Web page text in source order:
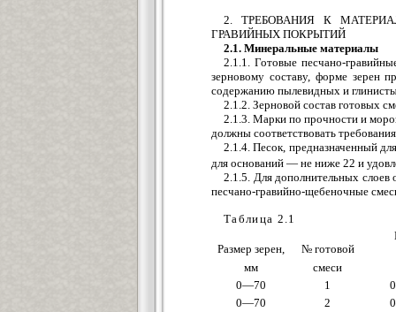
2. ТРЕБОВАНИЯ К
ГРАВИЙНЫХ ПОКРЫТИЙ
2.1. Минеральные материалы
2.1.1. Готовые песчано-
зерновому составу, форме зерен
содержанию пылевидных и
2.1.2. Зерновой состав готовых
2.1.3. Марки по прочности и
должны соответствовать
2.1.4. Песок, предназначенный
для оснований — не ниже 22 и
2.1.5. Для дополнительных
песчано-гравийно-щебеночные
Таблица 2.1
Размер зерен, № готовой
мм
смеси
0—70
1
0—70
2